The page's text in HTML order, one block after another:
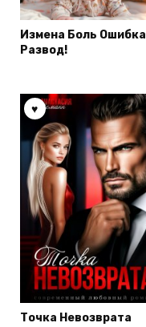
Измена Боль Ошибка
Развод!
Точка Невозврата